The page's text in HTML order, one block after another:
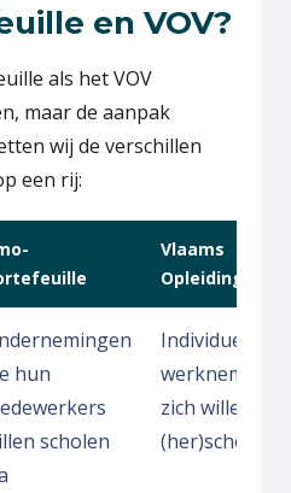
en VOV?
als het VOV
maar de aanpak
wij de verschillen
een rij:
Vlaams
hun
scholen
Individuele
werknemers
zich willen
(her)scholen